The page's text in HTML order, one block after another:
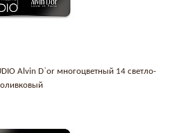
Alvin D`or многоцветный 14 светло-
оливковый